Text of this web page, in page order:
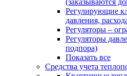
(заказываются
Регулирующие
давления,
Регуляторы –
Регуляторы
подпора)
Показать все
Средства учета